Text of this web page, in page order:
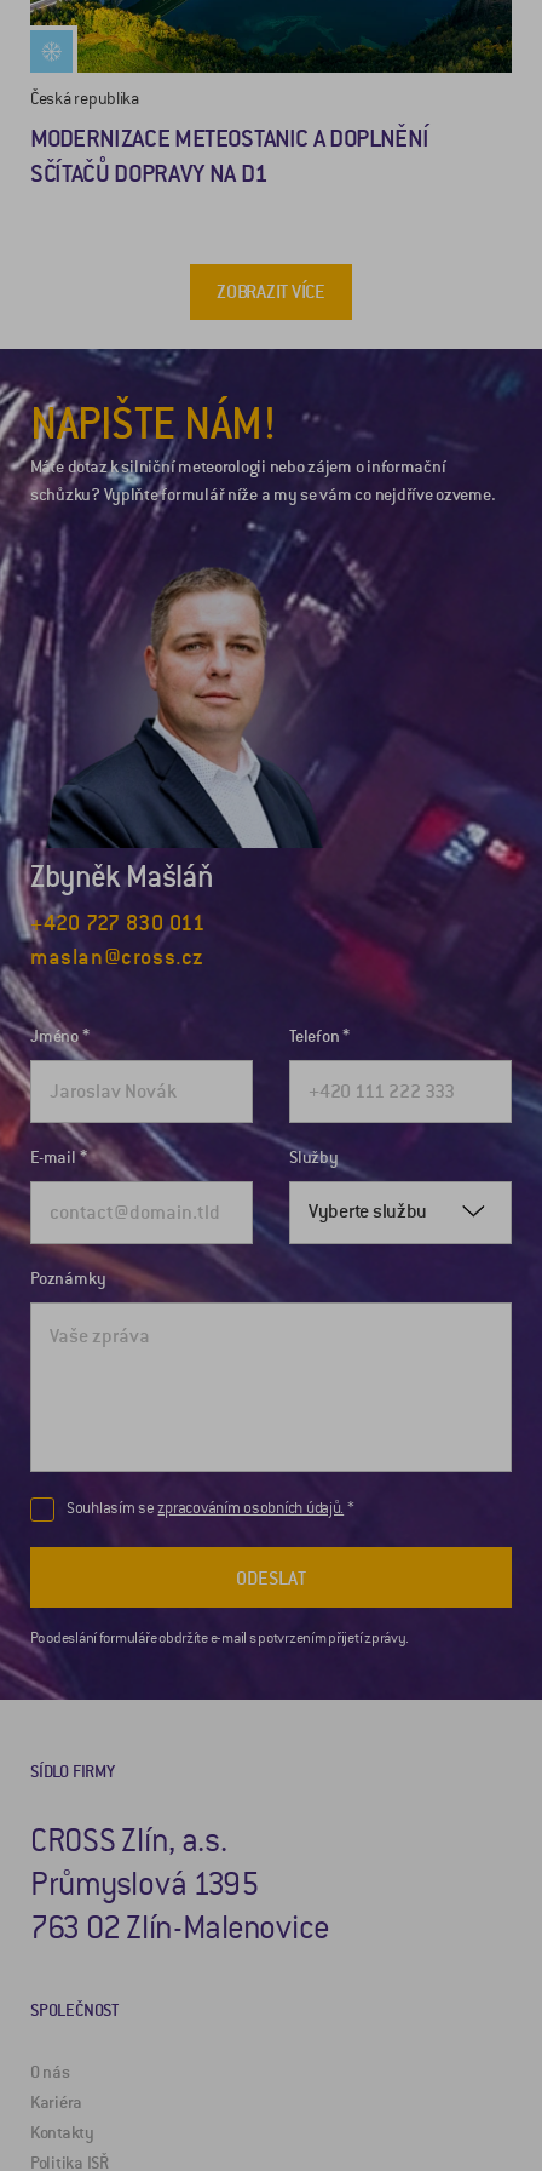
Česká republika
MODERNIZACE METEOSTANIC A DOPLNĚNÍ
SČÍTAČŮ DOPRAVY NA D1
ZOBRAZIT VÍCE
NAPIŠTE NÁM!
Máte dotaz k silniční meteorologii nebo zájem o informační
schůzku? Vyplňte formulář níže a my se vám co nejdříve ozveme.
Zbyněk Mašláň
+420 727 830 011
maslan@cross.cz
Jméno Telefon
E-mail Služby
Vyberte službu
Poznámky
Souhlasím sezpracováním osobních údajů.
ODESLAT
Po odeslání formuláře obdržíte e-mail s potvrzením přijetí zprávy.
SÍDLO FIRMY
CROSS Zlín, a.s.
Průmyslová 1395
763 02 Zlín-Malenovice
SPOLEČNOST
O nás
Kariéra
Kontakty
Politika ISŘ